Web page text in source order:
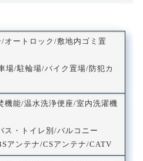
/オートロック/敷地内ゴミ置
場/駐輪場/バイク置場/防犯カ
機能/温水洗浄便座/室内洗濯機
ス・トイレ別/バルコニー
アンテナ/CSアンテナ/CATV